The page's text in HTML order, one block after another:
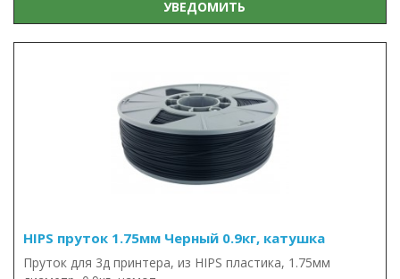
УВЕДОМИТЬ
HIPS пруток 1.75мм Черный 0.9кг, катушка
Пруток для 3д принтера, из HIPS пластика, 1.75мм